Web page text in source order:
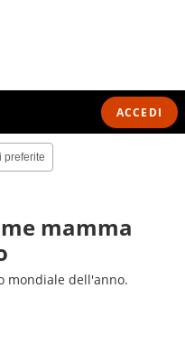
ACCEDI
preferite
mamma
mondiale dell'anno.